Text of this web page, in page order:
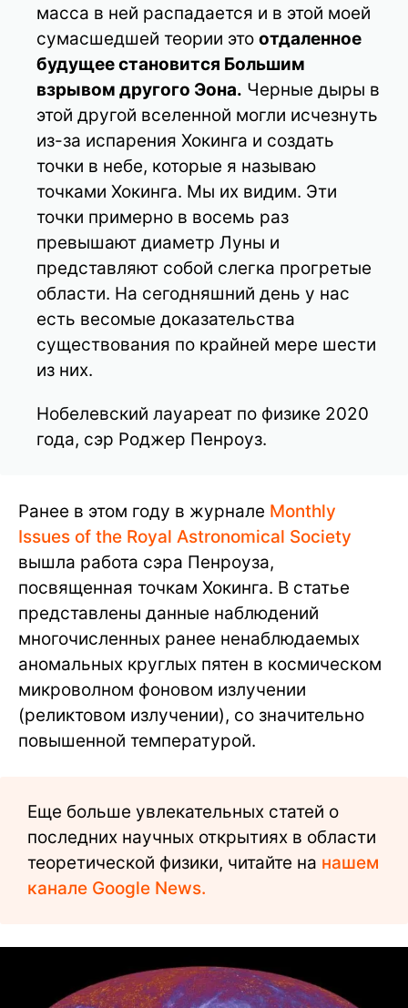
масса в ней распадается и в этой моей
сумасшедшей теории это отдаленное
будущее становится Большим
взрывом другого Эона. Черные дыры в
этой другой вселенной могли исчезнуть
из-за испарения Хокинга и создать
точки в небе, которые я называю
точками Хокинга. Мы их видим. Эти
точки примерно в восемь раз
превышают диаметр Луны и
представляют собой слегка прогретые
области. На сегодняшний день у нас
есть весомые доказательства
существования по крайней мере шести
из них.
Нобелевский лауареат по физике 2020
года, сэр Роджер Пенроуз.
Ранее в этом году в журнале Monthly
Issues of the Royal Astronomical Society
вышла работа сэра Пенроуза,
посвященная точкам Хокинга. В статье
представлены данные наблюдений
многочисленных ранее ненаблюдаемых
аномальных круглых пятен в космическом
микроволном фоновом излучении
(реликтовом излучении), со значительно
повышенной температурой.
Еще больше увлекательных статей о
последних научных открытиях в области
теоретической физики, читайте на нашем
канале Google News.